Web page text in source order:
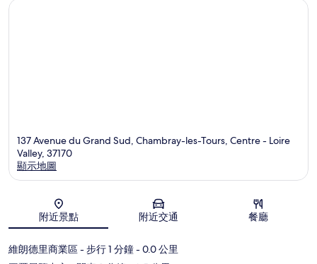
137 Avenue du Grand Sud, Chambray-les-Tours, Centre - Loire
Valley, 37170
顯示地圖
附近景點 附近交通 餐廳
維朗德里商業區- 步行 1 分鐘- 0.0 公里